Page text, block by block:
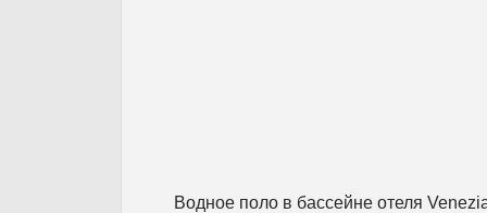
Водное поло в бассейне отеля